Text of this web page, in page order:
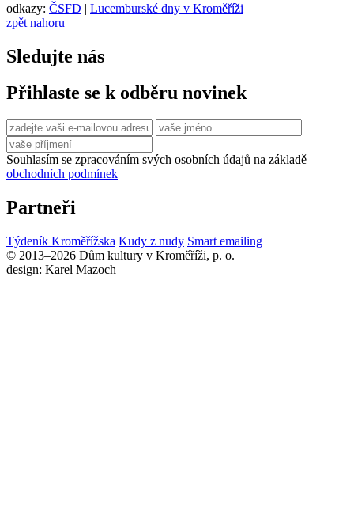
odkazy: ČSFD | Lucemburské dny v Kroměříži
zpět nahoru
Sledujte nás
Přihlaste se k odběru novinek
Souhlasím se zpracováním svých osobních údajů na základě
obchodních podmínek
Partneři
Týdeník Kroměřížska Kudy z nudy Smart emailing
© 2013–2026 Dům kultury v Kroměříži, p. o.
design: Karel Mazoch